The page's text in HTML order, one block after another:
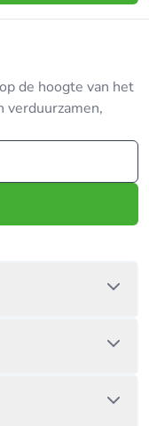
de hoogte van het
verduurzamen,